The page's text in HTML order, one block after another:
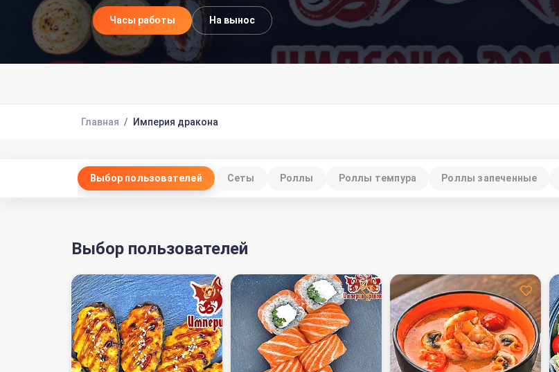
Часы работы На вынос
Главная Империя дракона
Выбор пользователей Сеты Роллы Роллы темпура Роллы запеченные
Выбор пользователей